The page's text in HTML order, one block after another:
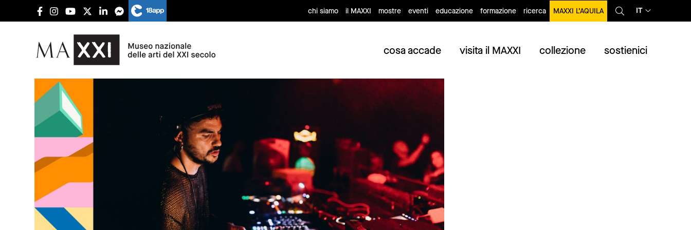
chi siamo il MAXXI mostre eventi educazione formazione ricerca MAXXI L’AQUILA IT
cosa accade visita il MAXXI collezione sostienici